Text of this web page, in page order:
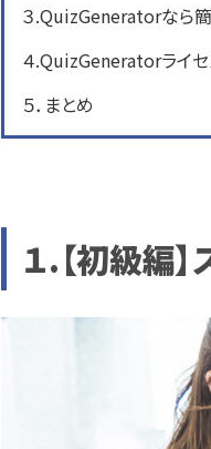
３.QuizGeneratorなら
４.QuizGeneratorライセ
５．まとめ
１.【初級編